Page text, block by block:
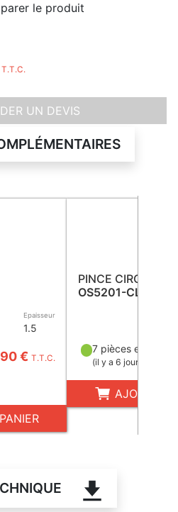
le produit
T.T.C.
UN DEVIS
Epaisseur
1.5
€ T.T.C.
PINCE CIRCLIP
OS5201-CLAS
7 pièces en stock
(il y a 6 jours
AJOUTER